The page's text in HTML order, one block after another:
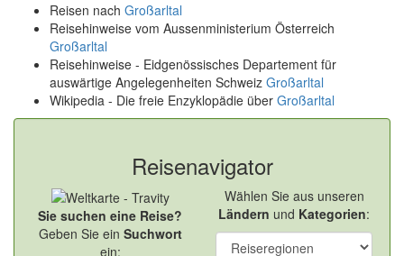
Reisen nach Großarltal
Reisehinweise vom Aussenministerium Österreich
Großarltal
Reisehinweise - Eidgenössisches Departement für
auswärtige Angelegenheiten Schweiz Großarltal
Wikipedia - Die freie Enzyklopädie über Großarltal
Reisenavigator
Sie suchen eine Reise?
Geben Sie ein Suchwort
ein:
Wählen Sie aus unseren
Ländern und Kategorien: